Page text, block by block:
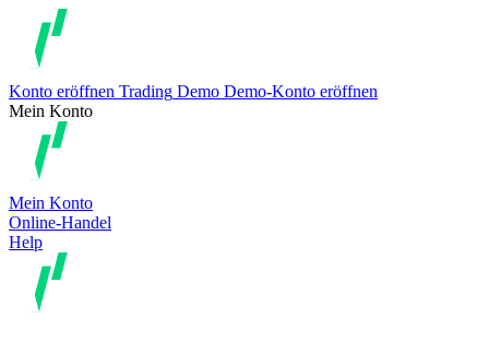
Konto eröffnen Trading Demo Demo-Konto eröffnen
Mein Konto
Mein Konto
Online-Handel
Help